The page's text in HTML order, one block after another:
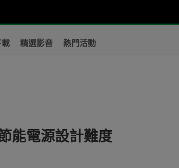
精選影音 熱門活動
能電源設計難度